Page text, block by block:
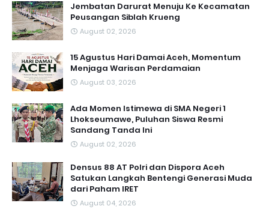
Jembatan Darurat Menuju Ke Kecamatan
Peusangan Siblah Krueng
August 02, 2026
15 Agustus Hari Damai Aceh, Momentum
Menjaga Warisan Perdamaian
August 03, 2026
Ada Momen Istimewa di SMA Negeri 1
Lhokseumawe, Puluhan Siswa Resmi
Sandang Tanda Ini
August 02, 2026
Densus 88 AT Polri dan Dispora Aceh
Satukan Langkah Bentengi Generasi Muda
dari Paham IRET
August 04, 2026